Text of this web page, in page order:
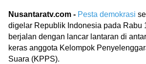
Nusantaratv.com - Pesta demokrasi
digelar Republik Indonesia pada Rabu
berjalan dengan lancar lantaran di
keras anggota Kelompok
Suara (KPPS).